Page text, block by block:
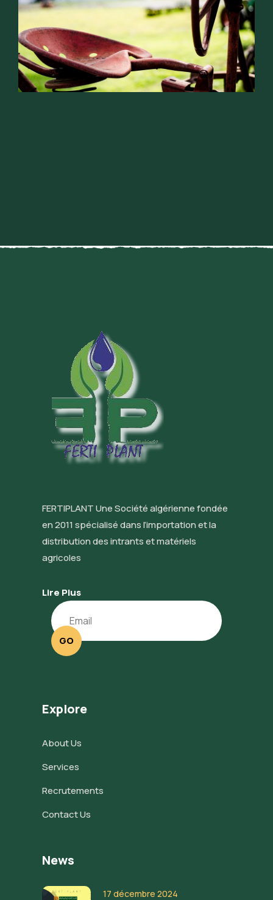
FERTIPLANT Une Société algérienne fondée
en 2011 spécialisé dans l’importation et la
distribution des intrants et matériels
agricoles
Lire Plus
GO
Explore
About Us
Services
Recrutements
Contact Us
News
17 décembre 2024